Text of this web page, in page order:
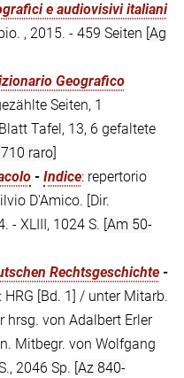
e audiovisivi italiani
, 2015. - 459 Seiten [Ag
Geografico
Seiten, 1
Tafel, 13, 6 gefaltete
raro]
- Indice: repertorio
D'Amico. [Dir.
- XLIII, 1024 S. [Am 50-
Rechtsgeschichte -
: HRG [Bd. 1] / unter Mitarb.
hrsg. von Adalbert Erler
Mitbegr. von Wolfgang
2046 Sp. [Az 840-